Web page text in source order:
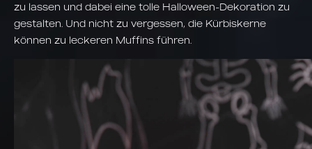
zu lassen und dabei eine tolle Halloween-Dekoration zu
gestalten. Und nicht zu vergessen, die Kürbiskerne
können zu leckeren Muffins führen.